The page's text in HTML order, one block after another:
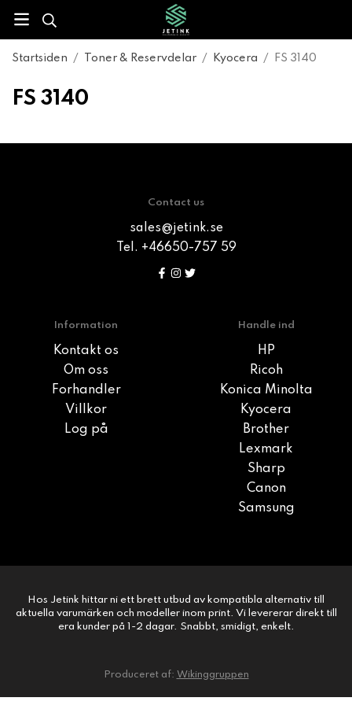
Startsiden / Toner & Reservdelar / Kyocera / FS 3140
FS 3140
Contact us
sales@jetink.se
Tel. +46650-757 59
Information
Kontakt os
Om oss
Forhandler
Villkor
Log på
Handle ind
HP
Ricoh
Konica Minolta
Kyocera
Brother
Lexmark
Sharp
Canon
Samsung
Hos Jetink hittar ni ett brett utbud av kompatibla alternativ till
aktuella varumärken och modeller inom print. Vi levererar direkt till
era kunder på 1-2 dagar. Snabbt, smidigt, enkelt.
Produceret af: Wikinggruppen